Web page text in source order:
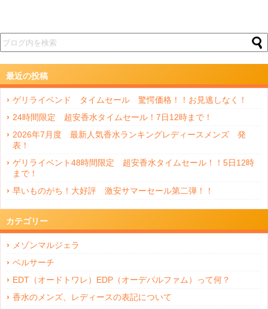
最近の投稿
ゲリライベンド タイムセール 驚愕価格！！お見逃しなく！
24時間限定 超安香水タイムセール！7日12時まで！
2026年7月度 最新人気香水ランキングレディースメンズ 発
表！
ゲリライベント48時間限定 超安香水タイムセール！！5日12時
まで！
早いものがち！大好評 激安サマーセール第二弾！！
カテゴリー
メゾンマルジェラ
ベルサーチ
EDT（オードトワレ）EDP（オーデパルファム）って何？
香水のメンズ、レディースの表記について